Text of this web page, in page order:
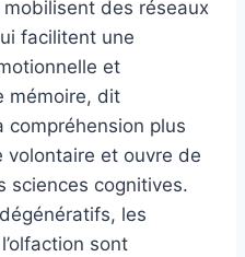
des réseaux
facilitent une
et
mémoire, dit
compréhension plus
volontaire et ouvre de
sciences cognitives.
les
sont